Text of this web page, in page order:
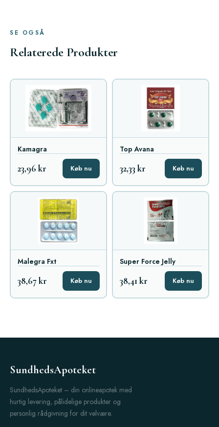
SE OGSÅ
Relaterede Produkter
Kamagra
23,96 kr Køb nu
Top Avana
32,33 kr Køb nu
Malegra Fxt
38,67 kr Køb nu
Super Force Jelly
38,41 kr Køb nu
SundhedsApoteket
SundhedsApoteket – din onlineapotek med
hurtig levering, pålidelige produkter og
personlig rådgivning for dit velvære.